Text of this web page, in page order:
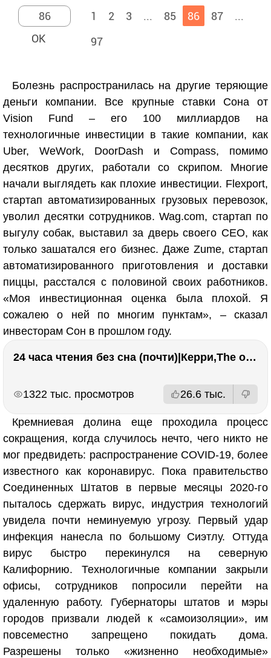
1 2 3 ... 85 86 87
...
97
Болезнь распространилась на другие теряющие
деньги компании. Все крупные ставки Сона от
Vision Fund – его 100 миллиардов на
технологичные инвестиции в такие компании, как
Uber, WeWork, DoorDash и Compass, помимо
десятков других, работали со скрипом. Многие
начали выглядеть как плохие инвестиции. Flexport,
стартап автоматизированных грузовых перевозок,
уволил десятки сотрудников. Wag.com, стартап по
выгулу собак, выставил за дверь своего CEO, как
только зашатался его бизнес. Даже Zume, стартап
автоматизированного приготовления и доставки
пиццы, расстался с половиной своих работников.
«Моя инвестиционная оценка была плохой. Я
сожалею о ней по многим пунктам», – сказал
инвесторам Сон в прошлом году.
24 часа чтения без сна (почти)|Керри,The one единственный, Адвокат дьявола
1322 тыс. просмотров 26.6 тыс.
Кремниевая долина еще проходила процесс
сокращения, когда случилось нечто, чего никто не
мог предвидеть: распространение COVID-19, более
известного как коронавирус. Пока правительство
Соединенных Штатов в первые месяцы 2020-го
пыталось сдержать вирус, индустрия технологий
увидела почти неминуемую угрозу. Первый удар
инфекция нанесла по большому Сиэтлу. Оттуда
вирус быстро перекинулся на северную
Калифорнию. Технологичные компании закрыли
офисы, сотрудников попросили перейти на
удаленную работу. Губернаторы штатов и мэры
городов призвали людей к «самоизоляции», им
повсеместно запрещено покидать дома.
Разрешены только «жизненно необходимые»